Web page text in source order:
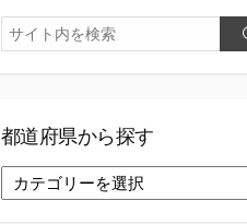
検
索
都道府県から探す
都
道